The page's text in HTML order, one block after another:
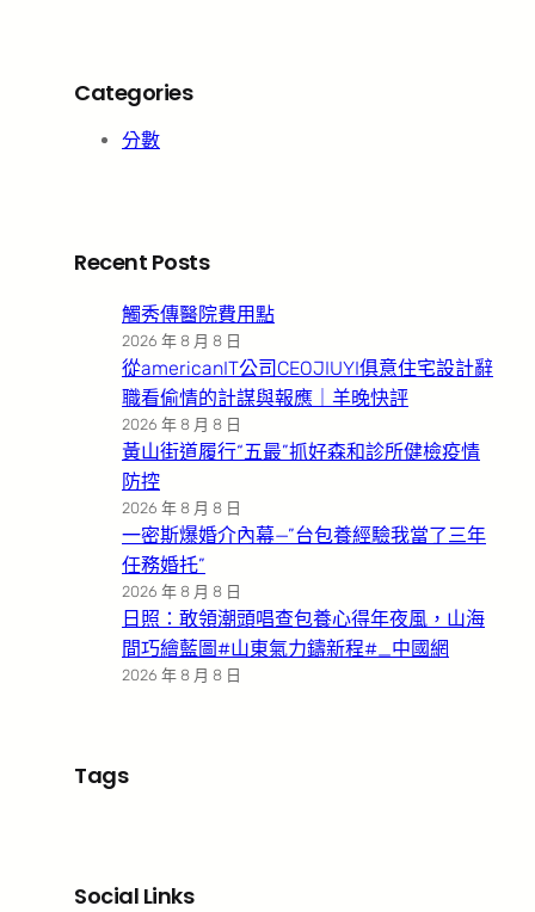
Categories
分數
Recent Posts
觸秀傳醫院費用點
2026 年 8 月 8 日
從americanIT公司CEOJIUYI俱意住宅設計辭
職看偷情的計謀與報應｜羊晚快評
2026 年 8 月 8 日
黃山街道履行“五最”抓好森和診所健檢疫情
防控
2026 年 8 月 8 日
一密斯爆婚介內幕—”台包養經驗我當了三年
任務婚托”
2026 年 8 月 8 日
日照：敢領潮頭唱查包養心得年夜風，山海
間巧繪藍圖#山東氣力鑄新程#_中國網
2026 年 8 月 8 日
Tags
Social Links